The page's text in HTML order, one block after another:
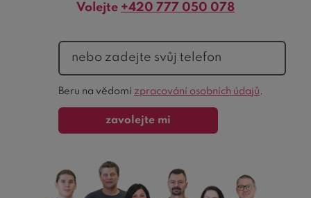
Volejte +420 777 050 078
telefon
formuláře
Beru na vědomí zpracování osobních údajů
zavolejte mi